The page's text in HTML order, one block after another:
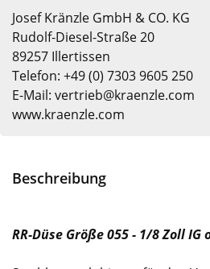
Josef Kränzle GmbH & CO. KG
Rudolf-Diesel-Straße 20
89257 Illertissen
Telefon: +49 (0) 7303 9605 250
E-Mail: vertrieb@kraenzle.com
www.kraenzle.com
Beschreibung
RR-Düse Größe 055 - 1/8 Zoll